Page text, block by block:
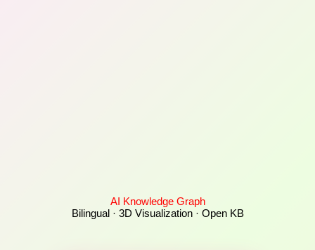
AI Knowledge Graph
Bilingual · 3D Visualization · Open KB